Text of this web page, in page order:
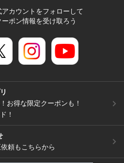
カウントをフォローして
ポン情報を受け取ろう
お得な限定クーポンも！
！
頼もこちらから